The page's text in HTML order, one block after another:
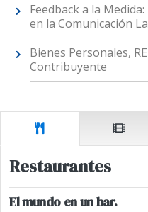
Feedback a la
en la Comunicación
Bienes Personales,
Contribuyente
Restaurantes
El mundo en un bar.